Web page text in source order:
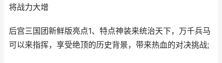
将战力大增
后宫三国团新鲜版亮点1、特点神装来统治天下，万千兵马
可以来指挥，享受绝顶的历史背景，带来热血的对决挑战;